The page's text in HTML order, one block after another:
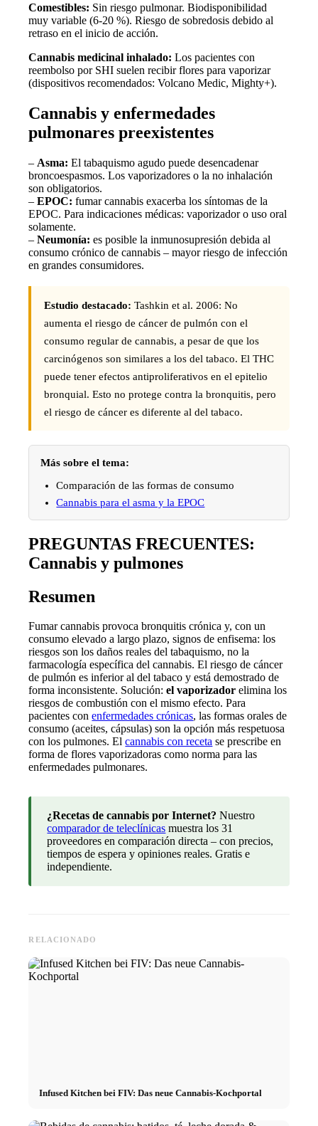
Comestibles: Sin riesgo pulmonar. Biodisponibilidad
muy variable (6-20 %). Riesgo de sobredosis debido al
retraso en el inicio de acción.
Cannabis medicinal inhalado: Los pacientes con
reembolso por SHI suelen recibir flores para vaporizar
(dispositivos recomendados: Volcano Medic, Mighty+).
Cannabis y enfermedades
pulmonares preexistentes
– Asma: El tabaquismo agudo puede desencadenar
broncoespasmos. Los vaporizadores o la no inhalación
son obligatorios.
–EPOC: fumar cannabis exacerba los síntomas de la
EPOC. Para indicaciones médicas: vaporizador o uso oral
solamente.
–Neumonía: es posible la inmunosupresión debida al
consumo crónico de cannabis – mayor riesgo de infección
en grandes consumidores.
Estudio destacado: Tashkin et al. 2006: No
aumenta el riesgo de cáncer de pulmón con el
consumo regular de cannabis, a pesar de que los
carcinógenos son similares a los del tabaco. El THC
puede tener efectos antiproliferativos en el epitelio
bronquial. Esto no protege contra la bronquitis, pero
el riesgo de cáncer es diferente al del tabaco.
Más sobre el tema:
Comparación de las formas de consumo
Cannabis para el asma y la EPOC
PREGUNTAS FRECUENTES:
Cannabis y pulmones
Resumen
Fumar cannabis provoca bronquitis crónica y, con un
consumo elevado a largo plazo, signos de enfisema: los
riesgos son los daños reales del tabaquismo, no la
farmacología específica del cannabis. El riesgo de cáncer
de pulmón es inferior al del tabaco y está demostrado de
forma inconsistente. Solución:el vaporizador elimina los
riesgos de combustión con el mismo efecto. Para
pacientes conenfermedades crónicas, las formas orales de
consumo (aceites, cápsulas) son la opción más respetuosa
con los pulmones. Elcannabis con receta se prescribe en
forma de flores vaporizadoras como norma para las
enfermedades pulmonares.
¿Recetas de cannabis por Internet? Nuestro
comparador de teleclínicas muestra los 31
proveedores en comparación directa – con precios,
tiempos de espera y opiniones reales. Gratis e
independiente.
RELACIONADO
Infused Kitchen bei FIV: Das neue Cannabis-Kochportal